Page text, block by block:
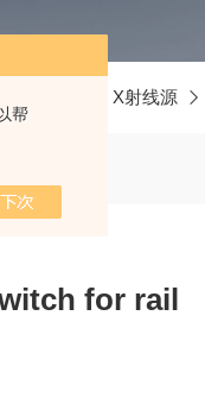
帮
IMS X射线源
for rail